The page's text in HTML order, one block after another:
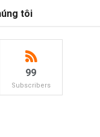
tôi
99
Subscribers